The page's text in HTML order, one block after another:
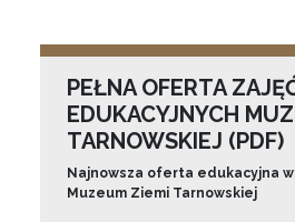
PEŁNA OFERTA
EDUKACYJNYCH
TARNOWSKIEJ (PDF)
Najnowsza oferta edukacyjna
Muzeum Ziemi Tarnowskiej